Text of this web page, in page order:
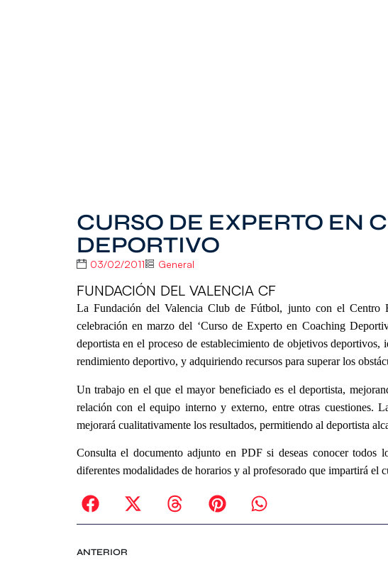
CURSO DE EXPERTO EN
DEPORTIVO
03/02/2011 General
FUNDACIÓN DEL VALENCIA CF
La Fundación del Valencia Club de Fútbol, junto con el Centro
celebración en marzo del ‘Curso de Experto en Coaching
deportista en el proceso de establecimiento de objetivos
rendimiento deportivo, y adquiriendo recursos para superar los
Un trabajo en el que el mayor beneficiado es el deportista,
relación con el equipo interno y externo, entre otras cuestiones.
mejorará cualitativamente los resultados, permitiendo al deportista
Consulta el documento adjunto en PDF si deseas conocer todos
diferentes modalidades de horarios y al profesorado que impartirá el
ANTERIOR